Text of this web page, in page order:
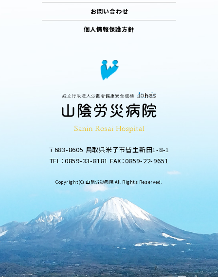
お問い合わせ
個人情報保護方針
〒683-8605 鳥取県米子市皆生新田1-8-1
TEL：0859-33-8181 FAX：0859-22-9651
Copyright(C) 山陰労災病院 All Rights Reserved.